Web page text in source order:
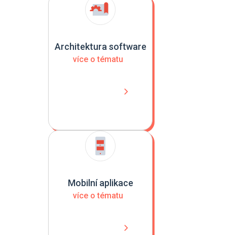
Architektura software
více o tématu
Mobilní aplikace
více o tématu